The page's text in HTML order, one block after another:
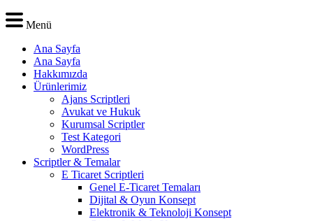
Menü
Ana Sayfa
Ana Sayfa
Hakkımızda
Ürünlerimiz
Ajans Scriptleri
Avukat ve Hukuk
Kurumsal Scriptler
Test Kategori
WordPress
Scriptler & Temalar
E Ticaret Scriptleri
Genel E-Ticaret Temaları
Dijital & Oyun Konsept
Elektronik & Teknoloji Konsept